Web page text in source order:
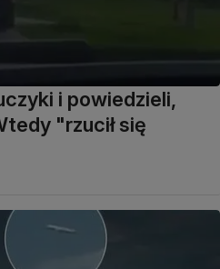
i powiedzieli,
"rzucił się